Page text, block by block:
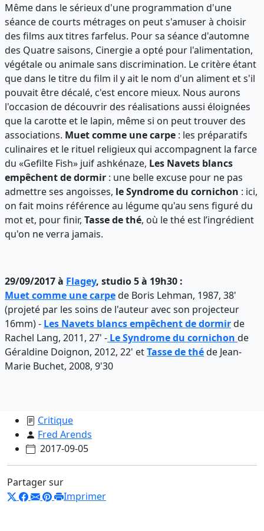
Même dans le sérieux d'une programmation d'une
séance de courts métrages on peut s'amuser à choisir
des films aux titres farfelus. Pour sa séance d'automne
des Quatre saisons, Cinergie a opté pour l'alimentation,
végétale ou animale sans discrimination. Le critère étant
que dans le titre du film il y ait le nom d'un aliment et s'il
pouvait être décalé, c'est encore mieux. Nous aurons
l'occasion de découvrir des réalisations aussi éloignées
que la carotte et le lapin, même si on peut trouver des
associations. Muet comme une carpe : les préparatifs
culinaires et le rituel religieux qui accompagnent la farce
du «Gefilte Fish» juif ashkénaze, Les Navets blancs
empêchent de dormir : une belle excuse pour ne pas
admettre ses angoisses, le Syndrome du cornichon : ici,
on fait moins référence au légume qu'au sens figuré du
mot et, pour finir, Tasse de thé, où le thé est l’ingrédient
qu'on ne verra jamais.
29/09/2017 à Flagey, studio 5 à 19h30 :
Muet comme une carpede Boris Lehman, 1987, 38'
(projeté par les soins de l'auteur avec son projecteur
16mm) - Les Navets blancs empêchent de dormirde
Rachel Lang, 2011, 27' - Le Syndrome du cornichon de
Géraldine Doignon, 2012, 22' etTasse de théde Jean-
Marie Buchet, 2008, 9'30
Critique
Fred Arends
2017-09-05
Partager sur
Imprimer